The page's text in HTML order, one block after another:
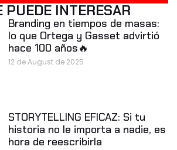
PUEDE INTERESAR
Branding en tiempos de masas:
lo que Ortega y Gasset advirtió
hace 100 años🔥
12 de August de 2025
STORYTELLING EFICAZ: Si tu
historia no le importa a nadie, es
hora de reescribirla